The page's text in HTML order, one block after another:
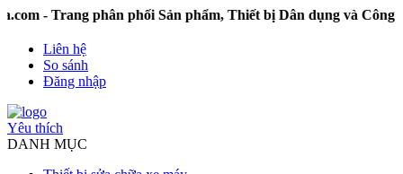
phân phối Sản phẩm, Thiết bị Dân dụng và Công nghiệp
Liên hệ
So sánh
Đăng nhập
Yêu thích
DANH MỤC